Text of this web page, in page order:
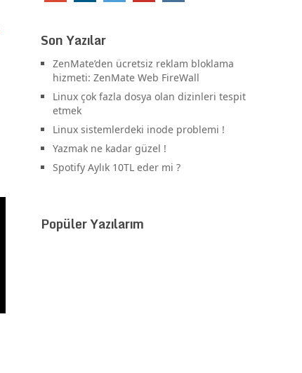
Son Yazılar
ZenMate’den ücretsiz reklam bloklama
hizmeti: ZenMate Web FireWall
Linux çok fazla dosya olan dizinleri tespit
etmek
Linux sistemlerdeki inode problemi !
Yazmak ne kadar güzel !
Spotify Aylık 10TL eder mi ?
Popüler Yazılarım